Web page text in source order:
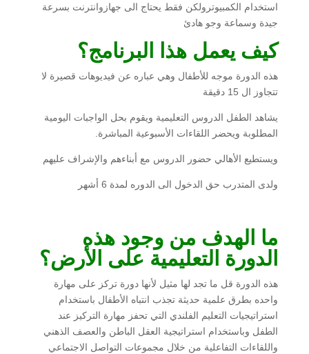
استخدام الكمبيوترولكن فقط يحتاج الى جهازوانترنت بسرعة
جيدة وسماعة وجو هادئ
كيف يعمل هذا البرنامج؟
هذه الدورة موجه للأطفال وهي عباره عن فيديوهات قصيرة لا
تتجاوز ال 15 دقيقة
يشاهد الطفل الدروس التعليمية ويقوم بحل الواجبات اليومية
المطلوبة ويحضر اللقاءات الأسبوعية المباشرة.
ويستطيع الأهالي حضور الدروس مع أبناءهم والإشراف عليهم
ولدى المتدرب حق الدخول الى الدوره لمدة 6 أشهر
ما الهدف من وجود هذه
الدورة التعليمية على الأرض؟
هذه الدورة قل ما تجد لها مثيل لأنها دورة تركز على مهارة
واحده بطرق علمية حديثة تجذب انتباه الأطفال باستخدام
استراتيجيات التعليم الفلندي التي تحفز مهارة التركيز عند
الطفل وباستخدام استراتيجية العقل الباطن والعصف الذهني
واللقاءات التفاعلية من خلال مجموعات التواصل الاجتماعي